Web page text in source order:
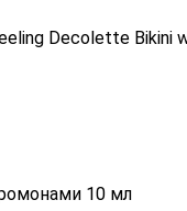
Decolette Bikini
10 мл